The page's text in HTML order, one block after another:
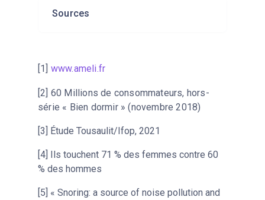
Sources
[1] www.ameli.fr
[2] 60 Millions de consommateurs, hors-
série « Bien dormir » (novembre 2018)
[3] Étude Tousaulit/Ifop, 2021
[4] Ils touchent 71 % des femmes contre 60
% des hommes
[5] « Snoring: a source of noise pollution and